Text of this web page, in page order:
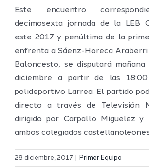
Este encuentro
decimosexta jornada de la LEB
este 2017 y penúltima de la
enfrenta a Sáenz-Horeca
Baloncesto, se disputará
diciembre a partir de las
polideportivo Larrea. El partido
directo a través de Televisión
dirigido por Carpallo Miguelez y
ambos colegiados
28 diciembre, 2017 Primer Equipo
El Melilla